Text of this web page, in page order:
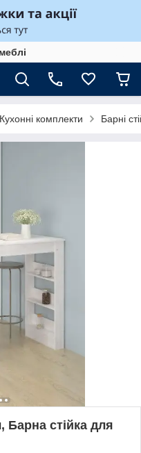
Кухонні комплекти Барні
Барна стійка для